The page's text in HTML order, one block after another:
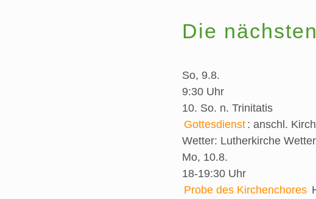
Die
So, 9.8.
9:30 Uhr
10. So. n. Trinitatis
Gottesdienst : anschl.
Wetter: Lutherkirche
Mo, 10.8.
18-19:30 Uhr
Probe des Kirchenchores